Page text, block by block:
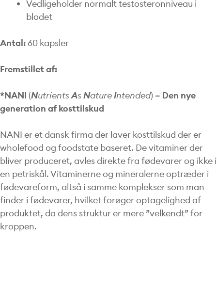
Vedligeholder normalt testosteronniveau i
blodet
Antal:60 kapsler
Fremstillet af:
*NANI (NutrientsAs NatureIntended) – Den nye
generation af kosttilskud
NANI er et dansk firma der laver kosttilskud der er
wholefood og foodstate baseret. De vitaminer der
bliver produceret, avles direkte fra fødevarer og ikke i
en petriskål. Vitaminerne og mineralerne optræder i
fødevareform, altså i samme komplekser som man
finder i fødevarer, hvilket forøger optagelighed af
produktet, da dens struktur er mere ”velkendt” for
kroppen.